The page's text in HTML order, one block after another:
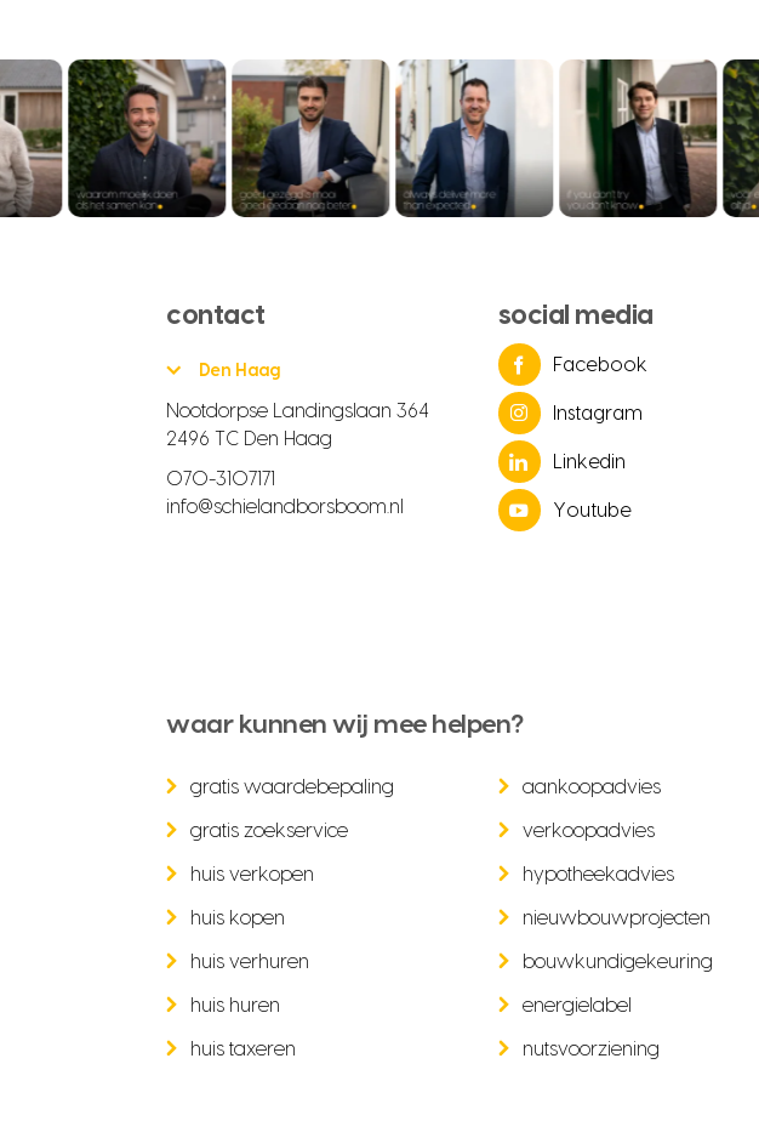
contact
Den Haag
Nootdorpse Landingslaan 364
2496 TC Den Haag
070-3107171
info@schielandborsboom.nl
social media
Facebook
Instagram
Linkedin
Youtube
waar kunnen wij mee helpen?
gratis waardebepaling
gratis zoekservice
huis verkopen
huis kopen
huis verhuren
huis huren
huis taxeren
aankoopadvies
verkoopadvies
hypotheekadvies
nieuwbouwprojecten
bouwkundigekeuring
energielabel
nutsvoorziening